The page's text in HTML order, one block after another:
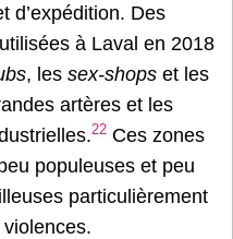
d’expédition. Des
à Laval en 2018
, les sex-shops et les
artères et les
22 Ces zones
populeuses et peu
particulièrement